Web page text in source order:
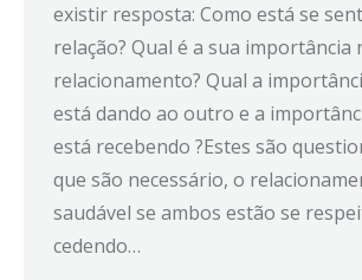
existir resposta: Como está se
relação? Qual é a sua importância
relacionamento? Qual a
está dando ao outro e a
está recebendo ?Estes são
que são necessário, o
saudável se ambos estão se
cedendo…